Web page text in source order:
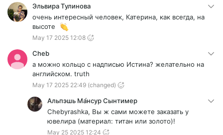
Эльвира Тулинова
очень интересный человек, Катерина, как всегда, на
высоте
May 17 2025 12:08
Cheb
а можно кольцо с надписью Истина? желательно на
английском. truth
May 17 2025 22:49 (changed)
Альпэшь Ма́нсур Сынтимер
Chebyrashka, Вы ж сами можете заказать у
ювелира (материал: титан или золото)!
May 25 2025 12:24